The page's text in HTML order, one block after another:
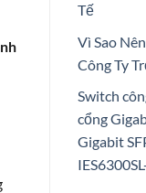
Tế
Vì Sao
Công Ty
Switch
cổng
Gigabit